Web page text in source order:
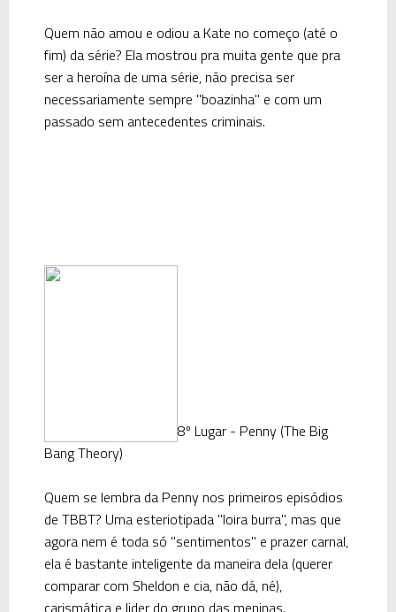
Quem não amou e odiou a Kate no começo (até o
fim) da série? Ela mostrou pra muita gente que pra
ser a heroína de uma série, não precisa ser
necessariamente sempre "boazinha" e com um
passado sem antecedentes criminais.
8º Lugar - Penny (The Big
Bang Theory)
Quem se lembra da Penny nos primeiros episódios
de TBBT? Uma esteriotipada "loira burra", mas que
agora nem é toda só "sentimentos" e prazer carnal,
ela é bastante inteligente da maneira dela (querer
comparar com Sheldon e cia, não dá, né),
carismática e lider do grupo das meninas.